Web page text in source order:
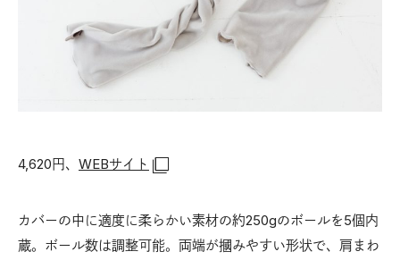
4,620円、 WEBサイト
カバーの中に適度に柔らかい素材の約250gのボールを5個内
蔵。ボール数は調整可能。両端が摑みやすい形状で、肩まわ